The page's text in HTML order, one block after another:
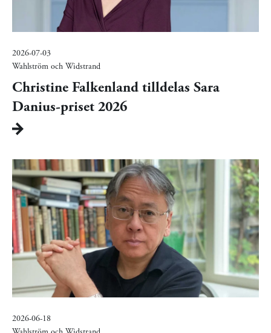
2026-07-03
Wahlström och Widstrand
Christine Falkenland tilldelas Sara
Danius-priset 2026
2026-06-18